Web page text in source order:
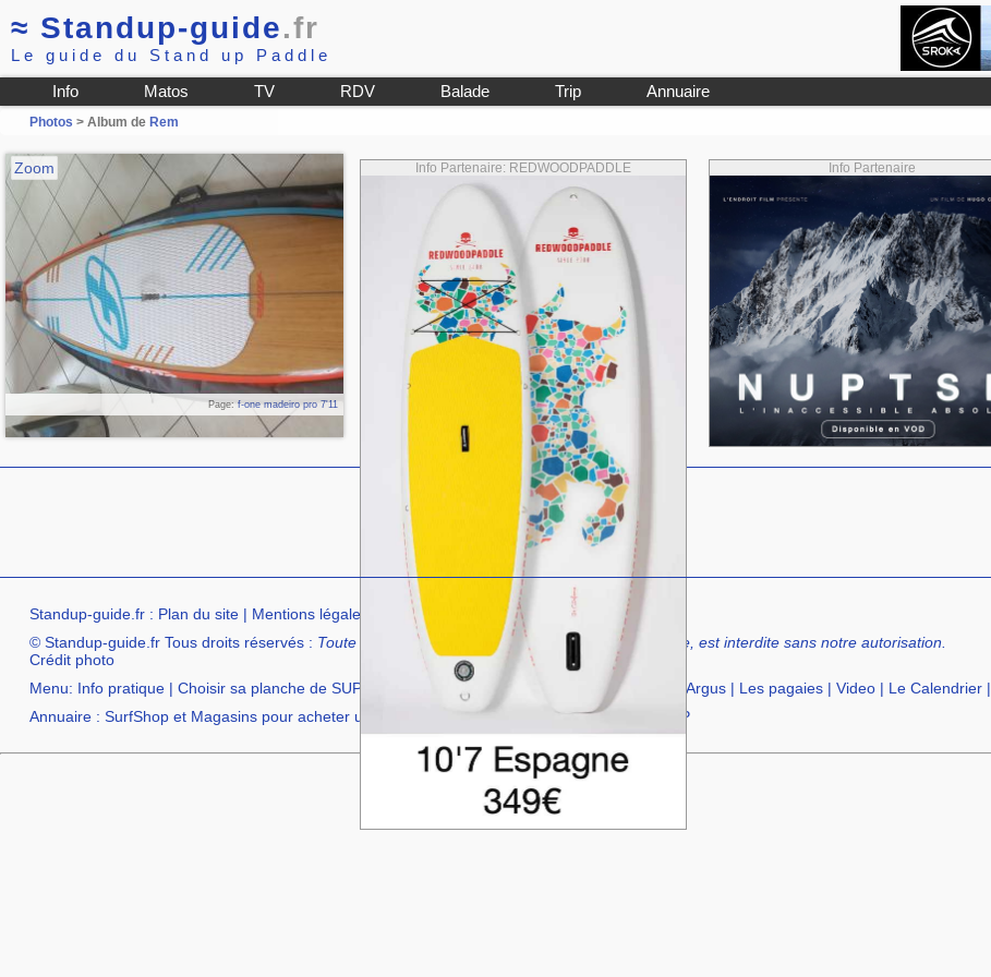
≈ Standup-guide.fr
Le guide du Stand up Paddle
Info Matos TV RDV Balade Trip Annuaire
Photos > Album de Rem
Zoom
Page:f-one madeiro pro 7'11
Info Partenaire: REDWOODPADDLE Info Partenaire
Standup-guide.fr: Plan du site| Mentions légales facebook
Contact
© Standup-guide.fr Tous droits réservés : Toute rediffusion, sous quelque forme, même partielle, est interdite sans notre autorisation.
Crédit photo
Menu: Info pratique| Choisir sa planche de SUP |Comparatif Petites Annonces Argus| Les pagaies| Video| Le Calendrier|
Annuaire : SurfShop et Magasins pour acheter un SUP Points Location de SUP|Ecole de SUP